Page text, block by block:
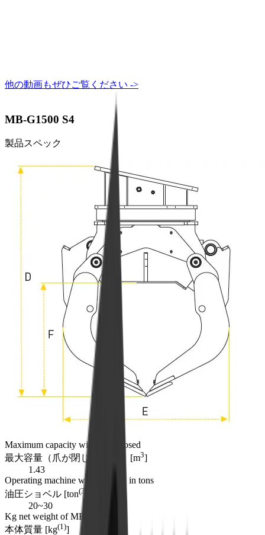
他の動画もぜひご覧ください ->
MB-G1500 S4
製品スペック
Maximum capacity with jaws closed
最大容量（爪が閉じた状態） [m3]
1.43
Operating machine weight range in tons
油圧ショベル [ton(3)
20~30
Kg net weight of MB-G1500 S4
本体質量 [kg(1)]